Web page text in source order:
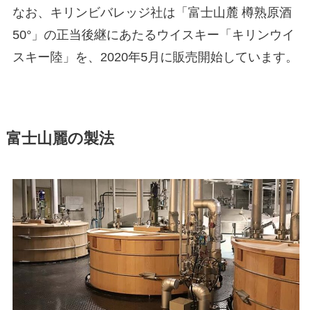
なお、キリンビバレッジ社は「富士山麓 樽熟原酒
50°」の正当後継にあたるウイスキー「キリンウイ
スキー陸」を、2020年5月に販売開始しています。
富士山麗の製法